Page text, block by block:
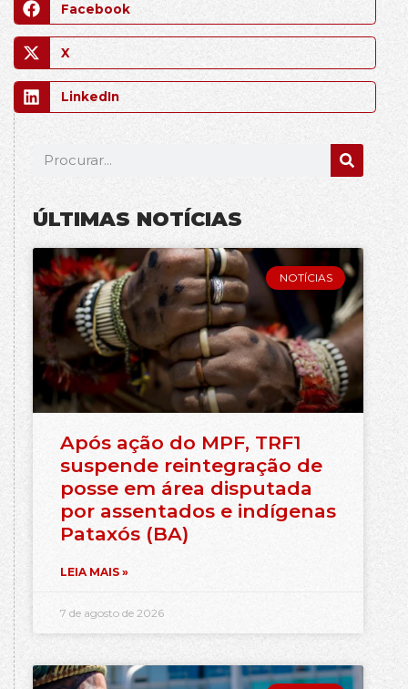
Facebook
X
LinkedIn
ÚLTIMAS NOTÍCIAS
NOTÍCIAS
Após ação do MPF, TRF1
suspende reintegração de
posse em área disputada
por assentados e indígenas
Pataxós (BA)
LEIA MAIS »
7 de agosto de 2026